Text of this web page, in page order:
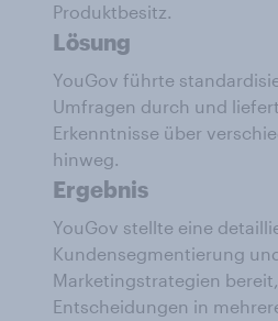
Produktbesitz.
Lösung
YouGov führte
Umfragen durch und
Erkenntnisse über
hinweg.
Ergebnis
YouGov stellte eine
Kundensegmentierung
Marketingstrategien
Entscheidungen in